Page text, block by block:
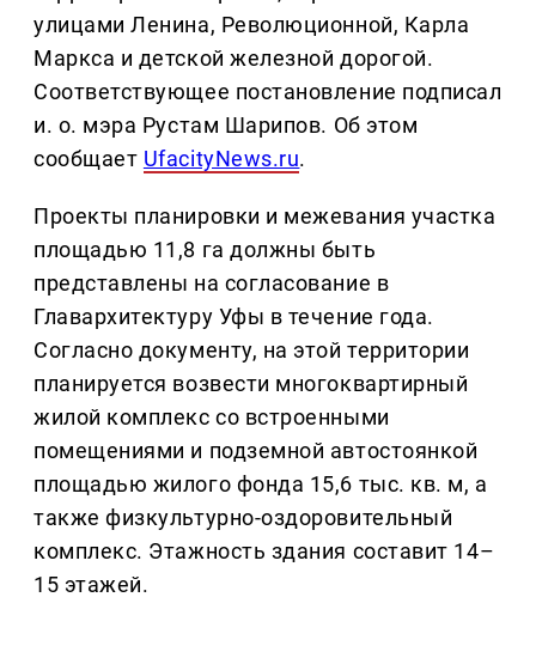
улицами Ленина, Революционной, Карла
Маркса и детской железной дорогой.
Соответствующее постановление подписал
и. о. мэра Рустам Шарипов. Об этом
сообщает UfacityNews.ru.
Проекты планировки и межевания участка
площадью 11,8 га должны быть
представлены на согласование в
Главархитектуру Уфы в течение года.
Согласно документу, на этой территории
планируется возвести многоквартирный
жилой комплекс со встроенными
помещениями и подземной автостоянкой
площадью жилого фонда 15,6 тыс. кв. м, а
также физкультурно-оздоровительный
комплекс. Этажность здания составит 14–
15 этажей.